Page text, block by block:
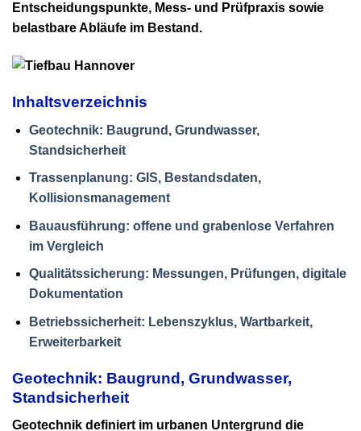
Entscheidungspunkte, Mess- und Prüfpraxis sowie
belastbare Abläufe im Bestand.
Inhaltsverzeichnis
Geotechnik: Baugrund, Grundwasser,
Standsicherheit
Trassenplanung: GIS, Bestandsdaten,
Kollisionsmanagement
Bauausführung: offene und grabenlose Verfahren
im Vergleich
Qualitätssicherung: Messungen, Prüfungen, digitale
Dokumentation
Betriebssicherheit: Lebenszyklus, Wartbarkeit,
Erweiterbarkeit
Geotechnik: Baugrund, Grundwasser,
Standsicherheit
Geotechnik definiert im urbanen Untergrund die